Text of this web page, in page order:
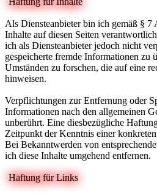
Als Diensteanbieter bin ich gemäß §
Inhalte auf diesen Seiten
ich als Diensteanbieter jedoch nicht
gespeicherte fremde Informationen zu
Umständen zu forschen, die auf eine
hinweisen.
Verpflichtungen zur Entfernung oder
Informationen nach den allgemeinen
unberührt. Eine diesbezügliche
Zeitpunkt der Kenntnis einer
Bei Bekanntwerden von
ich diese Inhalte umgehend entfernen.
Haftung für Links